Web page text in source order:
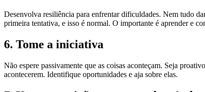
Desenvolva resiliência para enfrentar dificuldades. Nem tudo
primeira tentativa, e isso é normal. O importante é aprender e
6. Tome a iniciativa
Não espere passivamente que as coisas aconteçam. Seja
acontecerem. Identifique oportunidades e aja sobre elas.